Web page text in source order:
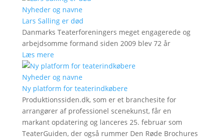
Nyheder og navne
Lars Salling er død
Danmarks Teaterforeningers meget engagerede og
arbejdsomme formand siden 2009 blev 72 år
Læs mere
Nyheder og navne
Ny platform for teaterindkøbere
Produktionssiden.dk, som er et branchesite for
arrangører af professionel scenekunst, får en
markant opdatering og lanceres 25. februar som
TeaterGuiden, der også rummer Den Røde Brochures